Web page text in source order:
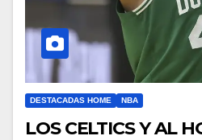
DESTACADAS HOME NBA
LOS CELTICS Y AL